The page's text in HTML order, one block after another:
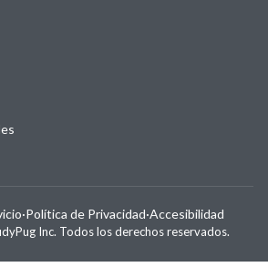
Inc. Todos los derechos reservados.
·Política de Privacidad·Accesibilidad